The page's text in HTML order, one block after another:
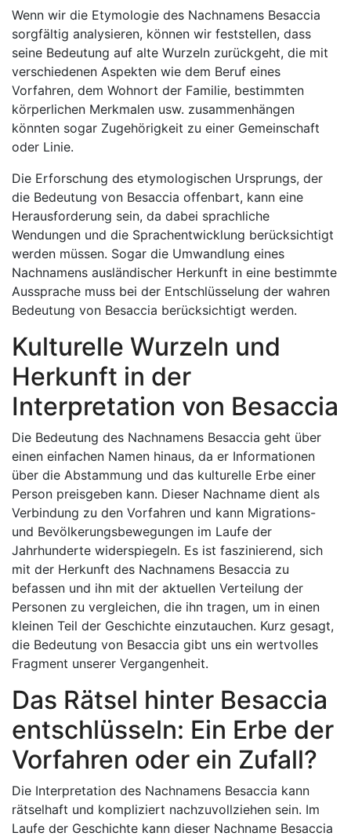
Wenn wir die Etymologie des Nachnamens Besaccia
sorgfältig analysieren, können wir feststellen, dass
seine Bedeutung auf alte Wurzeln zurückgeht, die mit
verschiedenen Aspekten wie dem Beruf eines
Vorfahren, dem Wohnort der Familie, bestimmten
körperlichen Merkmalen usw. zusammenhängen
könnten sogar Zugehörigkeit zu einer Gemeinschaft
oder Linie.
Die Erforschung des etymologischen Ursprungs, der
die Bedeutung von Besaccia offenbart, kann eine
Herausforderung sein, da dabei sprachliche
Wendungen und die Sprachentwicklung berücksichtigt
werden müssen. Sogar die Umwandlung eines
Nachnamens ausländischer Herkunft in eine bestimmte
Aussprache muss bei der Entschlüsselung der wahren
Bedeutung von Besaccia berücksichtigt werden.
Kulturelle Wurzeln und
Herkunft in der
Interpretation von Besaccia
Die Bedeutung des Nachnamens Besaccia geht über
einen einfachen Namen hinaus, da er Informationen
über die Abstammung und das kulturelle Erbe einer
Person preisgeben kann. Dieser Nachname dient als
Verbindung zu den Vorfahren und kann Migrations-
und Bevölkerungsbewegungen im Laufe der
Jahrhunderte widerspiegeln. Es ist faszinierend, sich
mit der Herkunft des Nachnamens Besaccia zu
befassen und ihn mit der aktuellen Verteilung der
Personen zu vergleichen, die ihn tragen, um in einen
kleinen Teil der Geschichte einzutauchen. Kurz gesagt,
die Bedeutung von Besaccia gibt uns ein wertvolles
Fragment unserer Vergangenheit.
Das Rätsel hinter Besaccia
entschlüsseln: Ein Erbe der
Vorfahren oder ein Zufall?
Die Interpretation des Nachnamens Besaccia kann
rätselhaft und kompliziert nachzuvollziehen sein. Im
Laufe der Geschichte kann dieser Nachname Besaccia